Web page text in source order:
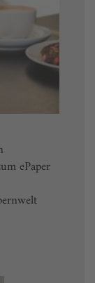
ePaper